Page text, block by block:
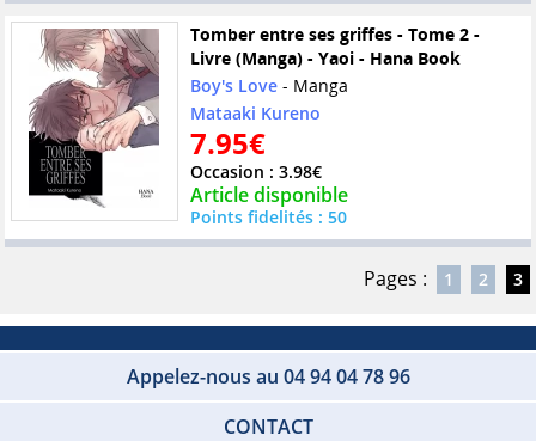
Tomber entre ses griffes - Tome 2 -
Livre (Manga) - Yaoi - Hana Book
Boy's Love- Manga
Mataaki Kureno
7.95€
Occasion : 3.98€
Article disponible
Points fidelités : 50
Pages : 1 2 3
Appelez-nous au 04 94 04 78 96
CONTACT